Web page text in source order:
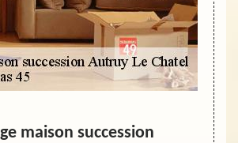
maison succession